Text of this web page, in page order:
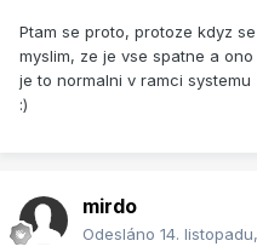
Ptam se proto, protoze kdyz
myslim, ze je vse spatne a ono
je to normalni v ramci systemu
:)
mirdo
Odesláno 14.